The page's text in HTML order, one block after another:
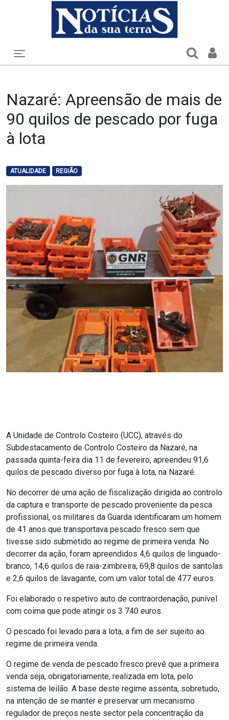
Toggle navigation
Nazaré: Apreensão de mais de
90 quilos de pescado por fuga
à lota
ATUALIDADE REGIÃO
A Unidade de Controlo Costeiro (UCC), através do
Subdestacamento de Controlo Costeiro da Nazaré, na
passada quinta-feira dia 11 de fevereiro, apreendeu 91,6
quilos de pescado diverso por fuga à lota, na Nazaré.
No decorrer de uma ação de fiscalização dirigida ao controlo
da captura e transporte de pescado proveniente da pesca
profissional, os militares da Guarda identificaram um homem
de 41 anos que transportava pescado fresco sem que
tivesse sido submetido ao regime de primeira venda. No
decorrer da ação, foram apreendidos 4,6 quilos de linguado-
branco, 14,6 quilos de raia-zimbreira, 69,8 quilos de santolas
e 2,6 quilos de lavagante, com um valor total de 477 euros.
Foi elaborado o respetivo auto de contraordenação, punível
com coima que pode atingir os 3 740 euros.
O pescado foi levado para a lota, a fim de ser sujeito ao
regime de primeira venda.
O regime de venda de pescado fresco prevê que a primeira
venda seja, obrigatoriamente, realizada em lota, pelo
sistema de leilão. A base deste regime assenta, sobretudo,
na intenção de se manter e preservar um mecanismo
regulador de preços neste sector pela concentração da